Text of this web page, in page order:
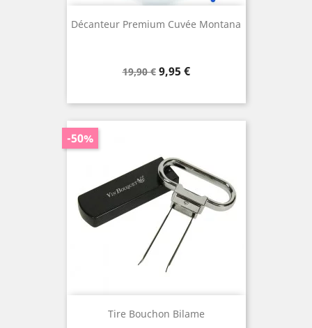
Décanteur Premium Cuvée Montana
Prix
19,90 € Prix
9,95 €
Tire Bouchon Bilame
-50%